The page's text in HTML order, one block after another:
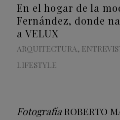
En el hogar de la
Fernández, donde
a VELUX
ARQUITECTURA,
LIFESTYLE
FotografíaROBERTO